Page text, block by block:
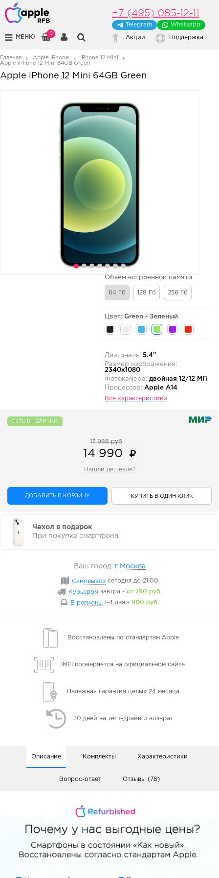
МЕНЮ
0
+7 (495) 085-12-11
Telegram Whatsapp
Акции Поддержка
Главная Apple iPhone
iPhone 12 Mini
Apple iPhone 12 Mini 64GB Green
Apple iPhone 12 Mini 64GB Green
Объем встроенной памяти
64 Гб 128 Гб 256 Гб
Цвет: Green - Зеленый
Диагональ: 5.4"
Размер изображения:
2340x1080
Фотокамера: двойная 12/12 МП
Процессор: Apple A14
Все характеристики
есть в наличии
17 988 руб
14 990
Нашли дешевле?
ДОБАВИТЬ В КОРЗИНУ КУПИТЬ В ОДИН КЛИК
Чехол в подарок
При покупке смартфона
Ваш город: г Москва
Самовывоз сегодня до 21:00
Курьером завтра - от 290 руб.
В регионы
1-4 дня - 900 руб.
Восстановлены по стандартам Apple
IMEI проверяется на официальном сайте
Надежная гарантия целых 24 месяца
30 дней на тест-драйв и возврат
Описание Комплекты Характеристики
Вопрос-ответ Отзывы (78)